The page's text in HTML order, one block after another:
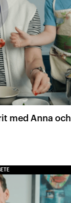
med Anna och